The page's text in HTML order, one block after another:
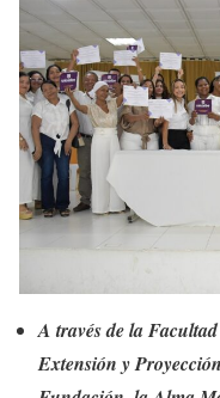
A través de la
Extensión y